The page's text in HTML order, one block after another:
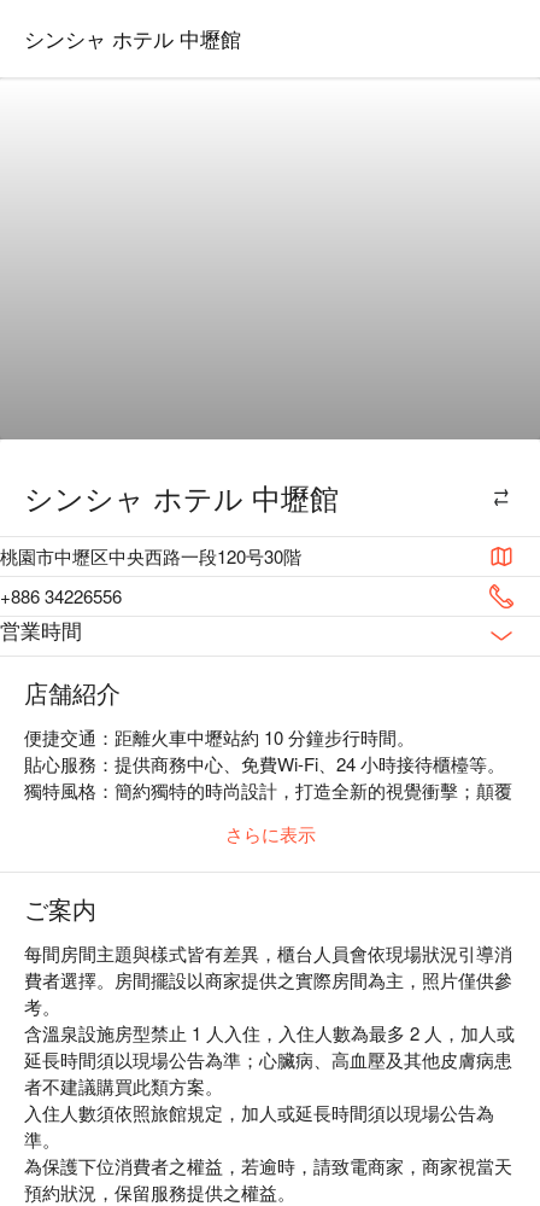
シンシャ ホテル 中壢館
シンシャ ホテル 中壢館
桃園市中壢区中央西路一段120号30階
+886 34226556
営業時間
店舗紹介
便捷交通：距離火車中壢站約 10 分鐘步行時間。
貼心服務：提供商務中心、免費Wi-Fi、24 小時接待櫃檯等。
獨特風格：簡約獨特的時尚設計，打造全新的視覺衝擊；顛覆
さらに表示
ご案内
每間房間主題與樣式皆有差異，櫃台人員會依現場狀況引導消
費者選擇。房間擺設以商家提供之實際房間為主，照片僅供參
考。
含溫泉設施房型禁止 1 人入住，入住人數為最多 2 人，加人或
延長時間須以現場公告為準；心臟病、高血壓及其他皮膚病患
者不建議購買此類方案。
入住人數須依照旅館規定，加人或延長時間須以現場公告為
準。
為保護下位消費者之權益，若逾時，請致電商家，商家視當天
預約狀況，保留服務提供之權益。